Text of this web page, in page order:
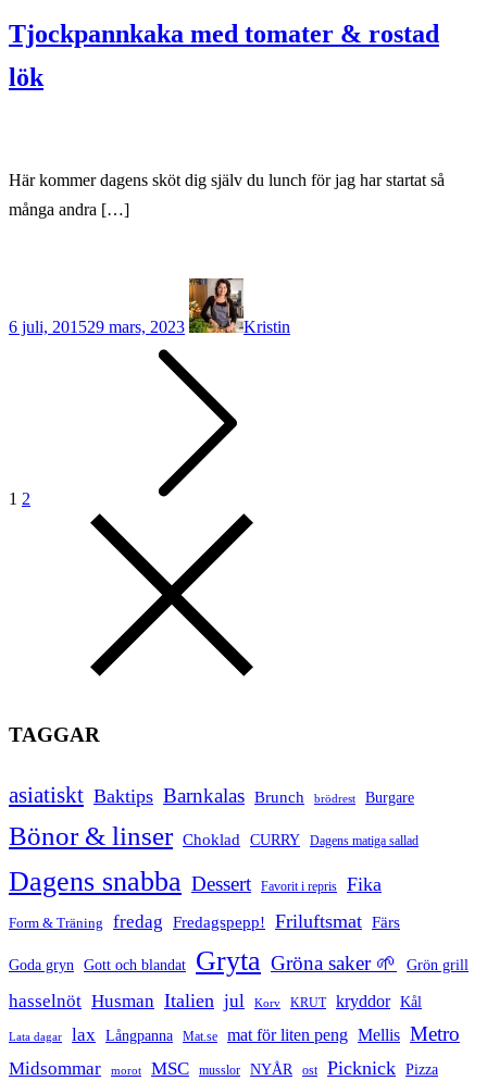
Tjockpannkaka med tomater & rostad
lök
Här kommer dagens sköt dig själv du lunch för jag har startat så
många andra […]
6 juli, 201529 mars, 2023 Kristin
Sidnumrering
1 2
TAGGAR
asiatiskt Baktips Barnkalas Brunch brödrest Burgare
Bönor & linser Choklad CURRY Dagens matiga sallad
Dagens snabba Dessert Favorit i repris Fika
Form & Träning fredag Fredagspepp! Friluftsmat Färs
Goda gryn Gott och blandat Gryta Gröna saker 🌱 Grön grill
hasselnöt Husman Italien jul Korv KRUT kryddor Kål
Lata dagar lax Långpanna Mat.se mat för liten peng Mellis Metro
Midsommar morot MSC musslor NYÅR ost Picknick Pizza